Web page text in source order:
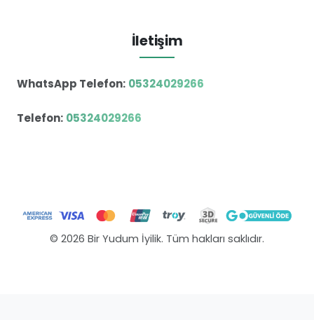
İletişim
WhatsApp Telefon: 05324029266
Telefon: 05324029266
© 2026 Bir Yudum İyilik. Tüm hakları saklıdır.